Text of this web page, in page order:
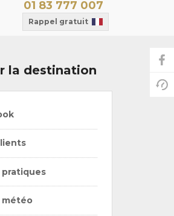
01 83 777 007
Rappel gratuit
la destination
météo